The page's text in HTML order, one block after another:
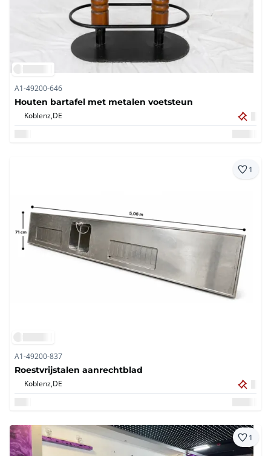
A1-49200-646
Houten bartafel met metalen voetsteun
Koblenz,DE
1
A1-49200-837
Roestvrijstalen aanrechtblad
Koblenz,DE
1